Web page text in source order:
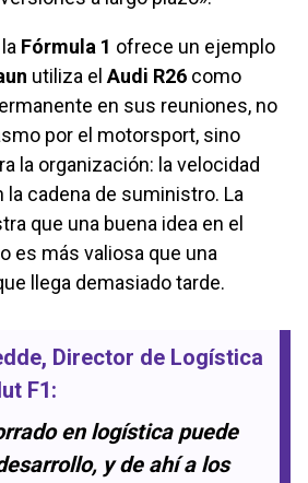
Fórmula 1 ofrece un ejemplo
utiliza el Audi R26 como
en sus reuniones, no
por el motorsport, sino
la organización: la velocidad
cadena de suministro. La
que una buena idea en el
es más valiosa que una
llega demasiado tarde.
, Director de Logística
F1:
en logística puede
y de ahí a los